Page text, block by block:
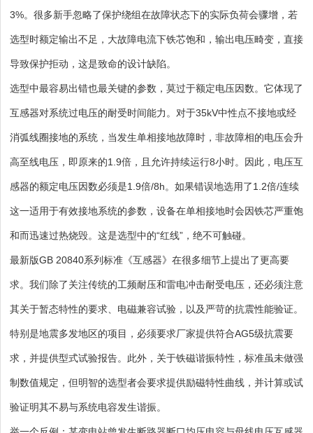
3%。很多新手忽略了保护绕组在故障状态下的实际负荷会骤增，若
选型时额定输出不足，大故障电流下铁芯饱和，输出电压畸变，直接
导致保护拒动，这是致命的设计缺陷。
选型中最容易出错也最关键的参数，莫过于额定电压因数。它体现了
互感器对系统过电压的耐受时间能力。对于35kV中性点不接地或经
消弧线圈接地的系统，当发生单相接地故障时，非故障相的电压会升
高至线电压，即原来的1.9倍，且允许持续运行8小时。因此，电压互
感器的额定电压因数必须是1.9倍/8h。如果错误地选用了1.2倍/连续
这一适用于有效接地系统的参数，设备在单相接地时会因铁芯严重饱
和而迅速过热烧毁。这是选型中的“红线”，绝不可触碰。
最新版GB 20840系列标准《互感器》在很多细节上提出了更高要
求。我们除了关注传统的工频耐压和雷电冲击耐受电压，还必须注意
其关于暂态特性的要求、电磁兼容试验，以及严苛的抗震性能验证。
特别是地震多发地区的项目，必须要求厂家提供符合AG5级抗震要
求，并提供型式试验报告。此外，关于铁磁谐振特性，标准虽未做强
制数值规定，但明智的选型者会要求提供励磁特性曲线，并计算或试
验证明其不易与系统电容发生谐振。